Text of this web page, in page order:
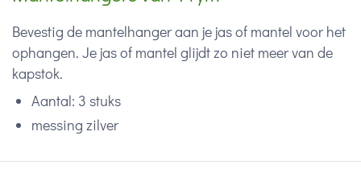
Bevestig de mantelhanger aan je jas of mantel voor het
ophangen. Je jas of mantel glijdt zo niet meer van de
kapstok.
Aantal: 3 stuks
messing zilver